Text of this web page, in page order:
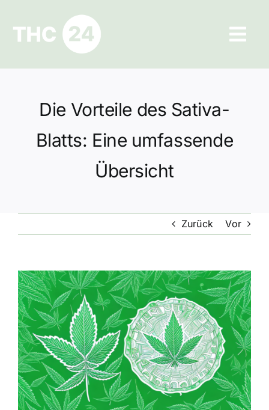
springen
Ratgeber
Hilfe und Kontakt
Datenschutz
Die Vorteile des Sativa-
Blatts: Eine umfassende
Übersicht
Zurück Vor
Zeige
grösseres
Bild